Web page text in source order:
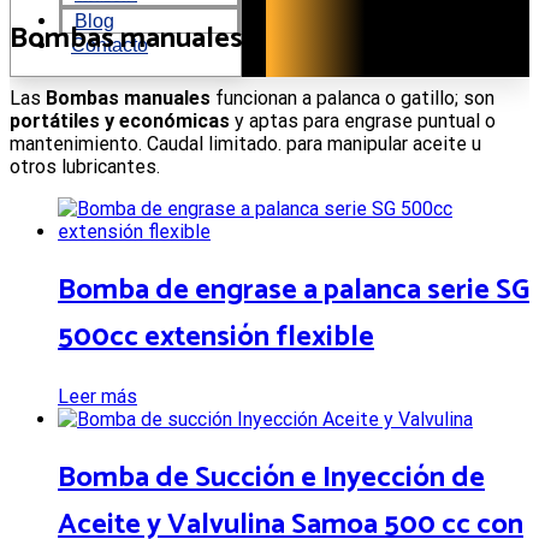
Blog
Contacto
contenido
Bombas manuales
Las Bombas manuales funcionan a palanca o gatillo; son
portátiles y económicas y aptas para engrase puntual o
mantenimiento. Caudal limitado. para manipular aceite u
otros lubricantes.
Bomba de engrase a palanca serie SG
500cc extensión flexible
Leer más
Bomba de Succión e Inyección de
Aceite y Valvulina Samoa 500 cc con